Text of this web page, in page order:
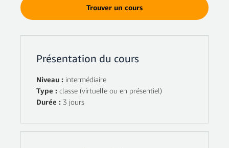
Trouver un cours
Présentation du cours
Niveau : intermédiaire
Type : classe (virtuelle ou en présentiel)
Durée : 3 jours